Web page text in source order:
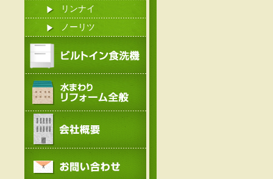
リンナイ
ノーリツ